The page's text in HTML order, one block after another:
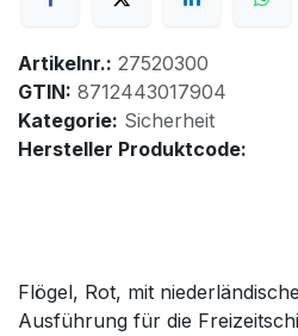
Artikelnr.: 27520300
GTIN: 8712443017904
Kategorie: Sicherheit
Hersteller Produktcode:
Flögel, Rot, mit
Ausführung für die